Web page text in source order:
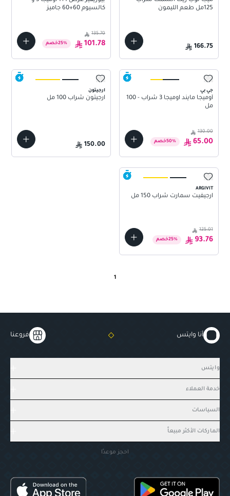
125مل طعم الليمون
166.75
كالسيوم 60+60 جاميز
135.70
101.78
25% خصم
جي بي
أوميجا مايند اوميجا 3 شراب - 100
مل
130.00
65.00
50% خصم
ارجيتون
ارجيتون شراب 100 مل
150.00
ARGIVIT
ارجيفيت سمارت شراب 150 مل
125.01
93.76
25% خصم
1
أنا وايتس فروعنا
وايتس
خدمة العملاء
السياسات
الماركات الأكثر مبيعاً
احجز موعدًا